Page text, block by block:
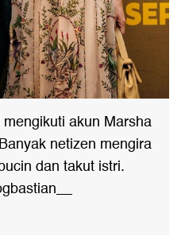
akun Marsha
netizen mengira
dan takut istri.